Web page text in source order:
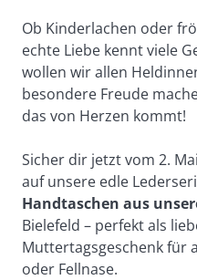
Ob Kinderlachen oder
echte Liebe kennt viele
wollen wir allen
besondere Freude
das von Herzen kommt!
Sicher dir jetzt vom 2.
auf unsere edle
Handtaschen aus
Bielefeld – perfekt als
Muttertagsgeschenk für
oder Fellnase.